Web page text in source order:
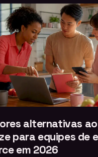
alternativas ao
para equipes de
em 2026